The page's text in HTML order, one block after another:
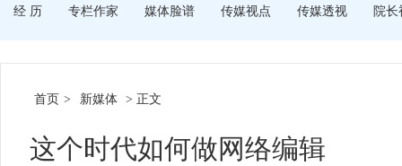
经 历 专栏作家 媒体脸谱 传媒视点 传媒透视 院长
首页 > 新媒体 > 正文
这个时代如何做网络编辑